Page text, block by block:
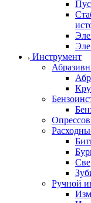
Инструмент
Ручной